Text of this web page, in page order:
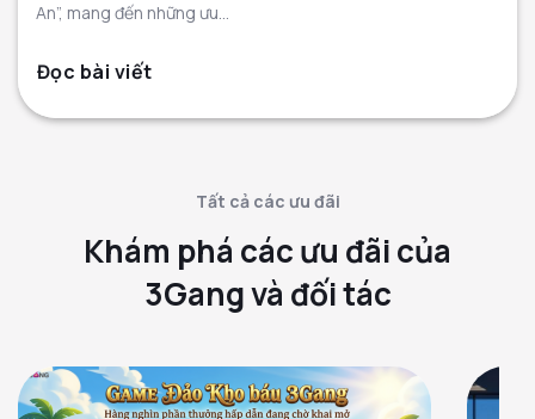
An”, mang đến những ưu...
Đọc bài viết
Tất cả các ưu đãi
Khám phá các ưu đãi của
3Gang và đối tác